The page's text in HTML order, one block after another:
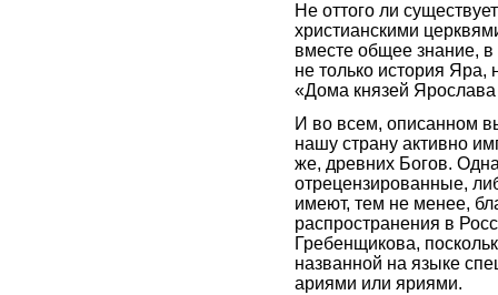
Не оттого ли
христианскими
вместе общее знание, в
не только история Яра,
«Дома князей
И во всем, описанном
нашу страну активно
же, древних Богов.
отрецензированные,
имеют, тем не менее,
распространения в
Гребенщикова,
названной на языке
ариями или яриями.